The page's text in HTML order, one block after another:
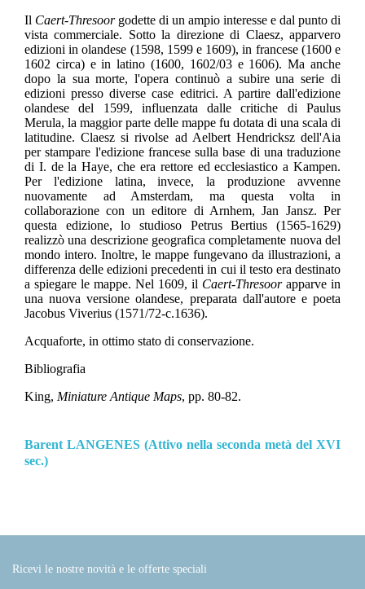
Il Caert-Thresoorgodette di un ampio interesse e dal punto di
vista commerciale. Sotto la direzione di Claesz, apparvero
edizioni in olandese (1598, 1599 e 1609), in francese (1600 e
1602 circa) e in latino (1600, 1602/03 e 1606). Ma anche
dopo la sua morte, l'opera continuò a subire una serie di
edizioni presso diverse case editrici. A partire dall'edizione
olandese del 1599, influenzata dalle critiche di Paulus
Merula, la maggior parte delle mappe fu dotata di una scala di
latitudine. Claesz si rivolse ad Aelbert Hendricksz dell'Aia
per stampare l'edizione francese sulla base di una traduzione
di I. de la Haye, che era rettore ed ecclesiastico a Kampen.
Per l'edizione latina, invece, la produzione avvenne
nuovamente ad Amsterdam, ma questa volta in
collaborazione con un editore di Arnhem, Jan Jansz. Per
questa edizione, lo studioso Petrus Bertius (1565-1629)
realizzò una descrizione geografica completamente nuova del
mondo intero. Inoltre, le mappe fungevano da illustrazioni, a
differenza delle edizioni precedenti in cui il testo era destinato
a spiegare le mappe. Nel 1609, il Caert-Thresoorapparve in
una nuova versione olandese, preparata dall'autore e poeta
Jacobus Viverius (1571/72-c.1636).
Acquaforte, in ottimo stato di conservazione.
Bibliografia
King, Miniature Antique Maps, pp. 80-82.
Barent LANGENES (Attivo nella seconda metà del XVI
sec.)
Ricevi le nostre novità e le offerte speciali